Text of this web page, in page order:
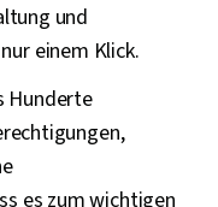
und
einem Klick.
Hunderte
es zum wichtigen